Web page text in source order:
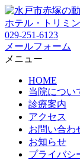
029-251-6123
メールフォーム
メニュー
HOME
当院につい
診療案内
アクセス
お問い合わ
お知らせ
プライバシ